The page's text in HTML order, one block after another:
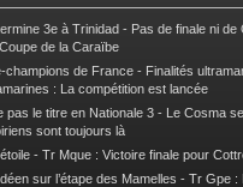
3e à Trinidad - Pas de finale ni
de la Caraïbe
champions de France - Finalités
: La compétition est lancée
pas le titre en Nationale 3 - Le Cosma
sont toujours là
- Tr Mque : Victoire finale pour
sur l’étape des Mamelles - Tr Gpe :